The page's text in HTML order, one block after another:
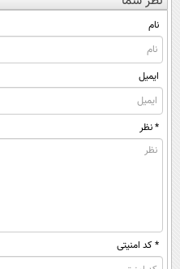
(◀پرسش‌نامه)
ساخت!
نام
ایمیل
* نظر
* کد امنیتی